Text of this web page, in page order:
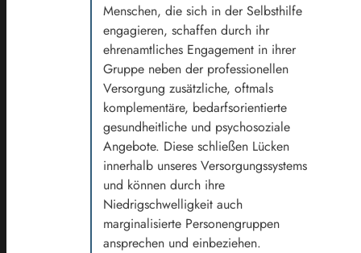
Menschen, die sich in der Selbsthilfe
engagieren, schaffen durch ihr
ehrenamtliches Engagement in ihrer
Gruppe neben der professionellen
Versorgung zusätzliche, oftmals
komplementäre, bedarfsorientierte
gesundheitliche und psychosoziale
Angebote. Diese schließen Lücken
innerhalb unseres Versorgungssystems
und können durch ihre
Niedrigschwelligkeit auch
marginalisierte Personengruppen
ansprechen und einbeziehen.